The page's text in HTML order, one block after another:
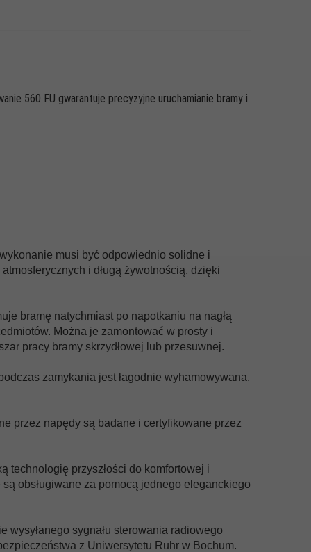
560 FU gwarantuje precyzyjne uruchamianie bramy i
musi być odpowiednio solidne i
i długą żywotnością, dzięki
bramę natychmiast po napotkaniu na nagłą
Można je zamontować w prosty i
pracy bramy skrzydłowej lub przesuwnej.
zamykania jest łagodnie wyhamowywana.
przez napędy są badane i certyfikowane przez
technologię przyszłości do komfortowej i
obsługiwane za pomocą jednego eleganckiego
sygnału sterowania radiowego
z Uniwersytetu Ruhr w Bochum.